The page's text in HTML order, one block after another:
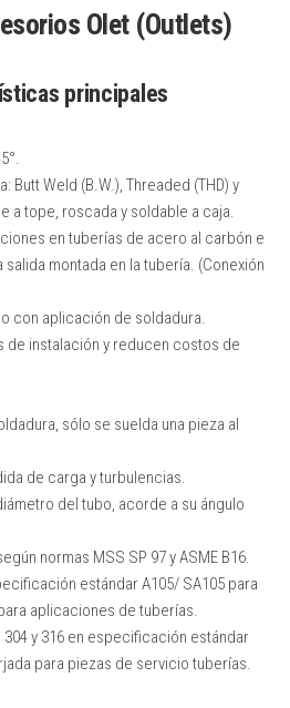
Olet (Outlets)
principales
Weld (B.W.), Threaded (THD) y
a tope, roscada y soldable a caja.
en tuberías de acero al carbón e
montada en la tubería. (Conexión
con aplicación de soldadura.
de instalación y reducen costos de
sólo se suelda una pieza al
de carga y turbulencias.
del tubo, acorde a su ángulo
normas MSS SP 97 y ASME B16.
estándar A105/ SA105 para
aplicaciones de tuberías.
y 316 en especificación estándar
para piezas de servicio tuberías.